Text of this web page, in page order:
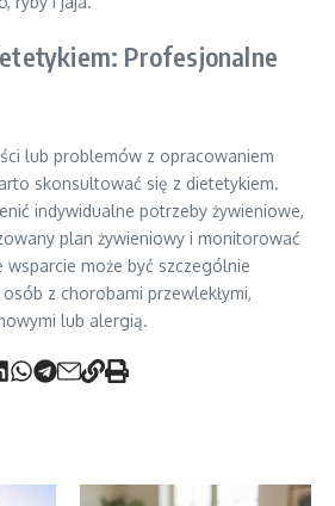
Profesjonalne
lub problemów z opracowaniem
skonsultować się z dietetykiem.
indywidualne potrzeby żywieniowe,
plan żywieniowy i monitorować
może być szczególnie
z chorobami przewlekłymi,
lub alergią.